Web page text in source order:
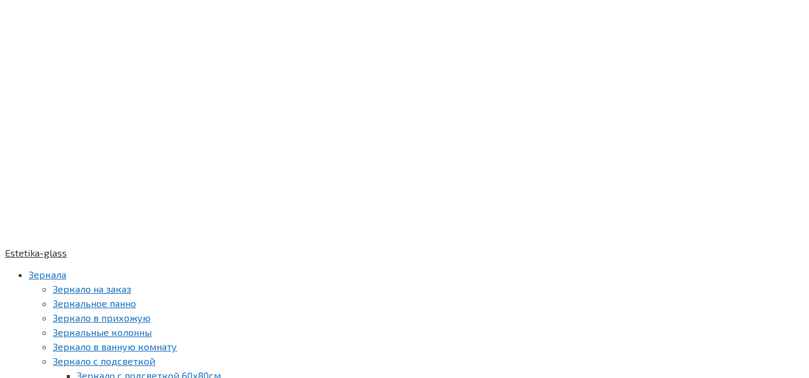
Estetika-glass
Зеркала
Зеркало на заказ
Зеркальное панно
Зеркало в прихожую
Зеркальные колонны
Зеркало в ванную комнату
Зеркало с подсветкой
Зеркало с подсветкой 60х80см